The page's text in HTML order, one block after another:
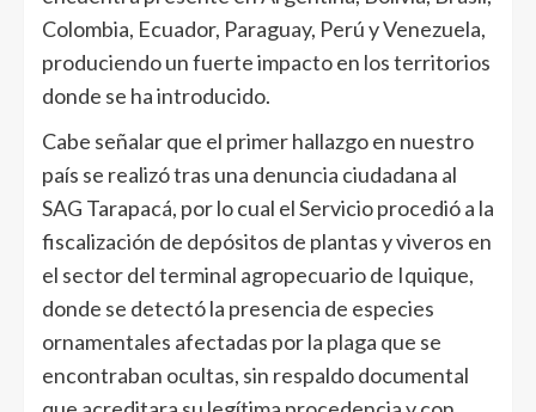
Colombia, Ecuador, Paraguay, Perú y Venezuela,
produciendo un fuerte impacto en los territorios
donde se ha introducido.
Cabe señalar que el primer hallazgo en nuestro
país se realizó tras una denuncia ciudadana al
SAG Tarapacá, por lo cual el Servicio procedió a la
fiscalización de depósitos de plantas y viveros en
el sector del terminal agropecuario de Iquique,
donde se detectó la presencia de especies
ornamentales afectadas por la plaga que se
encontraban ocultas, sin respaldo documental